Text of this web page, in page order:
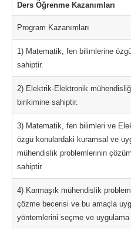
Ders Öğrenme Kazanımları
Program Kazanımları
1) Matematik, fen bilimlerine
sahiptir.
2) Elektrik-Elektronik
birikimine sahiptir.
3) Matematik, fen bilimleri ve
özgü konulardaki kuramsal ve
mühendislik problemlerinin
sahiptir.
4) Karmaşık mühendislik
çözme becerisi ve bu amaçla
yöntemlerini seçme ve